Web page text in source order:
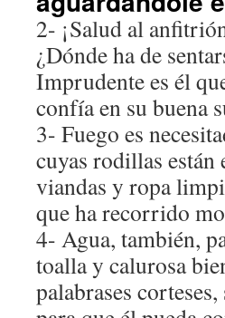
2- ¡Salud al
¿Dónde ha de
Imprudente es él
confía en su buena
3- Fuego es
cuyas rodillas
viandas y ropa
que ha recorrido
4- Agua, también,
toalla y calurosa
palabrases